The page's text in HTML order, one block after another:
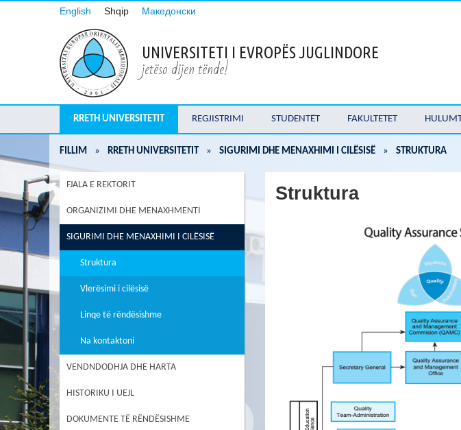
English Shqip Македонски
UNIVERSITETI I EVROPËS JUGLINDORE
jetëso dijen tënde!
RRETH UNIVERSITETIT REGJISTRIMI STUDENTËT FAKULTETET
FILLIM » RRETH UNIVERSITETIT » SIGURIMI DHE MENAXHIMI I CILËSISË » STRUKTURA
FJALA E REKTORIT
ORGANIZIMI DHE MENAXHMENTI
SIGURIMI DHE MENAXHIMI I CILËSISË
Struktura
Vlerësimi i cilësisë
Linqe të rëndësishme
Na kontaktoni
VENDNDODHJA DHE HARTA
HISTORIKU I UEJL
DOKUMENTE TË RËNDËSISHME
Struktura